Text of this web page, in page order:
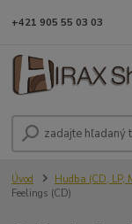
+421 905 55 03 03
Úvod Hudba (CD, LP,
Feelings (CD)